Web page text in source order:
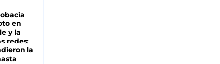
en
y la
redes:
la